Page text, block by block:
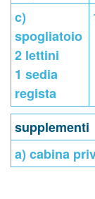
c)
spogliatoio
2 lettini
1 sedia
regista
supplementi
a) cabina